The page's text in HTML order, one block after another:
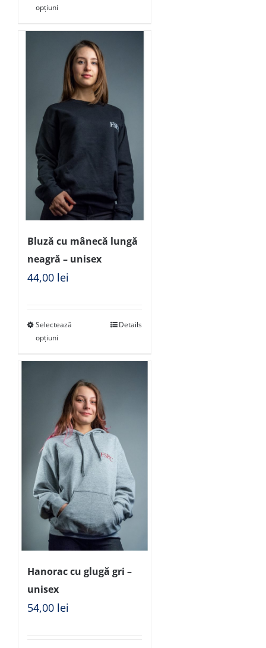
opțiuni
Bluză cu mânecă lungă
neagră – unisex
44,00 lei
Selectează
opțiuni
Details
Hanorac cu glugă gri –
unisex
54,00 lei